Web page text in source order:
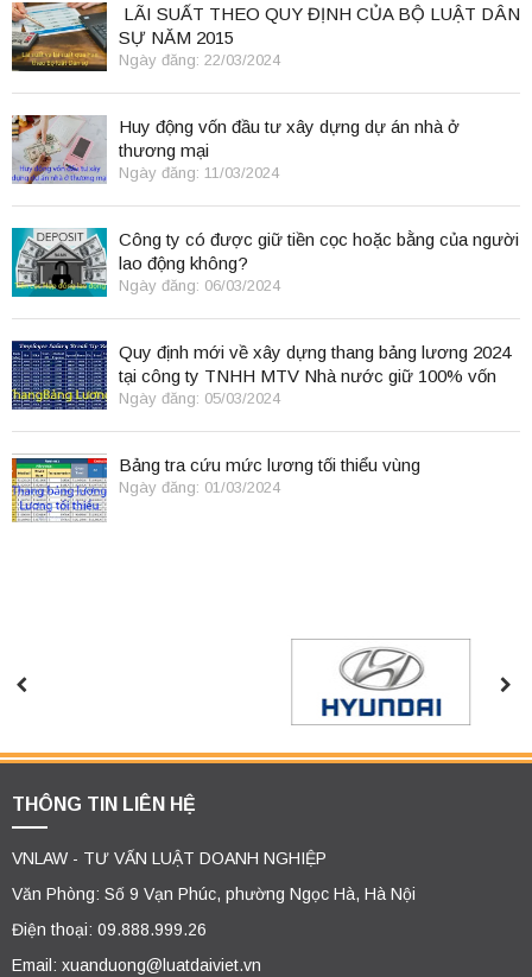
LÃI SUẤT THEO QUY ĐỊNH CỦA BỘ LUẬT DÂN
SỰ NĂM 2015
Ngày đăng: 22/03/2024
Huy động vốn đầu tư xây dựng dự án nhà ở
thương mại
Ngày đăng: 11/03/2024
Công ty có được giữ tiền cọc hoặc bằng của người
lao động không?
Ngày đăng: 06/03/2024
Quy định mới về xây dựng thang bảng lương 2024
tại công ty TNHH MTV Nhà nước giữ 100% vốn
điều lệ
Ngày đăng: 05/03/2024
Bảng tra cứu mức lương tối thiểu vùng
Ngày đăng: 01/03/2024
THÔNG TIN LIÊN HỆ
VNLAW - TƯ VẤN LUẬT DOANH NGHIỆP
Văn Phòng: Số 9 Vạn Phúc, phường Ngọc Hà, Hà Nội
Điện thoại: 09.888.999.26
Email: xuanduong@luatdaiviet.vn